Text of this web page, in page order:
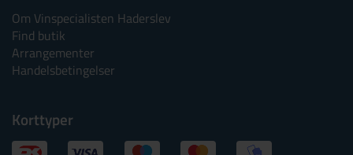
Om Vinspecialisten Haderslev
Find butik
Arrangementer
Handelsbetingelser
Korttyper